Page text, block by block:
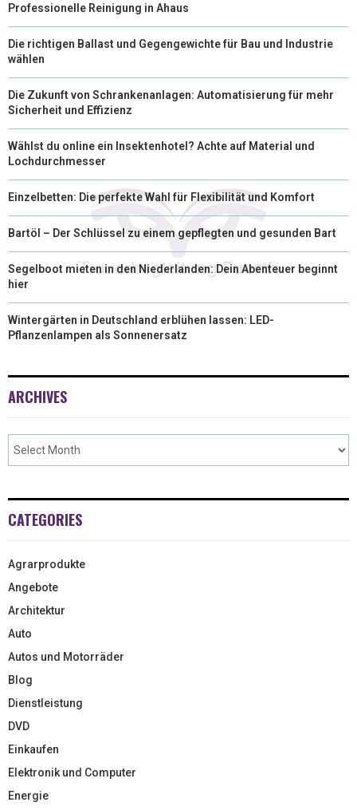
Professionelle Reinigung in Ahaus
Die richtigen Ballast und Gegengewichte für Bau und Industrie
wählen
Die Zukunft von Schrankenanlagen: Automatisierung für mehr
Sicherheit und Effizienz
Wählst du online ein Insektenhotel? Achte auf Material und
Lochdurchmesser
Einzelbetten: Die perfekte Wahl für Flexibilität und Komfort
Bartöl – Der Schlüssel zu einem gepflegten und gesunden Bart
Segelboot mieten in den Niederlanden: Dein Abenteuer beginnt
hier
Wintergärten in Deutschland erblühen lassen: LED-
Pflanzenlampen als Sonnenersatz
ARCHIVES
CATEGORIES
Agrarprodukte
Angebote
Architektur
Auto
Autos und Motorräder
Blog
Dienstleistung
DVD
Einkaufen
Elektronik und Computer
Energie